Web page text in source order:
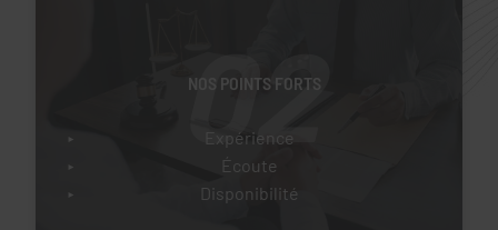
02
NOS POINTS FORTS
Expérience
Écoute
Disponibilité